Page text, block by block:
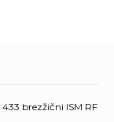
brezžični ISM RF